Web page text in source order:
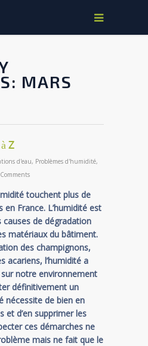
MARS
Z
d'eau, Problèmes d'humidité,
touchent plus de
en France. L’humidité est
causes de dégradation
matériaux du bâtiment.
des champignons,
acariens, l’humidité a
notre environnement
définitivement un
nécessite de bien en
et d’en supprimer les
ces démarches ne
mais ne fait que le